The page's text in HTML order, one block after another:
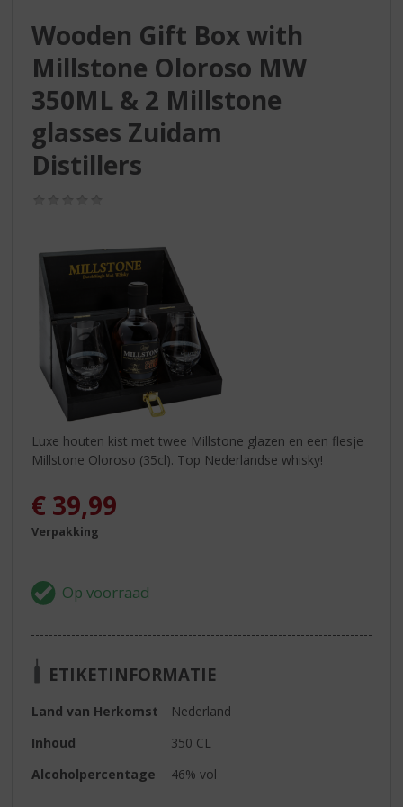
Wooden Gift Box with
Millstone Oloroso MW
350ML & 2 Millstone
glasses Zuidam
Distillers
Luxe houten kist met twee Millstone glazen en een flesje
Millstone Oloroso (35cl). Top Nederlandse whisky!
€ 39,99
Verpakking
ETIKETINFORMATIE
Land van Herkomst
Nederland
Inhoud
350 CL
Alcoholpercentage
46% vol